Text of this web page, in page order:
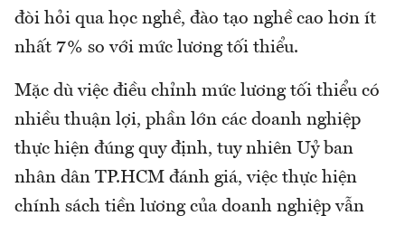
đòi hỏi qua học nghề, đào tạo nghề cao hơn ít
nhất 7% so với mức lương tối thiểu.
Mặc dù việc điều chỉnh mức lương tối thiểu có
nhiều thuận lợi, phần lớn các doanh nghiệp
thực hiện đúng quy định, tuy nhiên Uỷ ban
nhân dân TP.HCM đánh giá, việc thực hiện
chính sách tiền lương của doanh nghiệp vẫn